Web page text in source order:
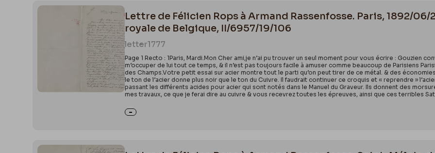
Lettre de Félicien Rops à Armand Rassenfosse. Paris, 1892/
royale de Belgique, II/6957/19/106
letter1777
Page 1 Recto : 1Paris, Mardi.Mon Cher ami,je n’ai pu trouver un seul moment pour vous écrire : Gouzien
m’occuper de lui tout ce temps, & il n’est pas toujours facile à amuser comme beaucoup de Parisiens
des Champs.Votre petit essai sur acier montre tout le parti qu’on peut tirer de ce métal. & des
le ton de l’acier donne plus noir que le ton du Cuivre. Il faudrait continuer ce croquis et « reprendre »
passant les différents acides pour acier qui sont notés dans le Manuel du Graveur. Ils donnent des
mes travaux, ce que je ferai dire au cuivre & vous recevrez toutes les épreuves, ainsi que ces terribles